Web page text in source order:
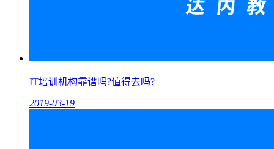
IT培训机构靠谱吗?值得去吗?
2019-03-19